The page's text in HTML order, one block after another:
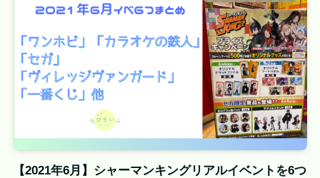
【2021年6月】シャーマンキングリアルイベントを6つ